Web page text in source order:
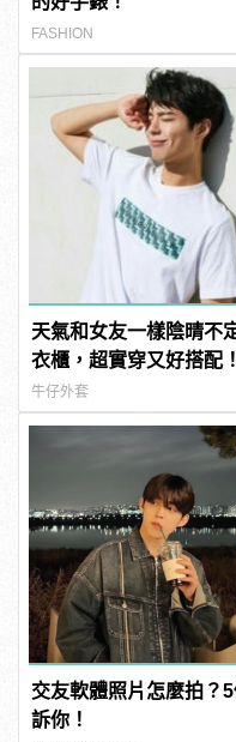
FASHION
天氣和女友一樣陰晴不
衣櫃，超實穿又好搭配！
牛仔外套
交友軟體照片怎麼拍？
訴你！